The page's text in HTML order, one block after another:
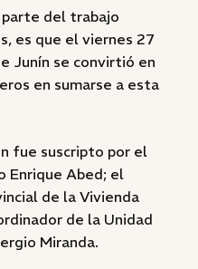
del trabajo
es que el viernes 27
Junín se convirtió en
en sumarse a esta
fue suscripto por el
Enrique Abed; el
de la Vivienda
de la Unidad
Miranda.